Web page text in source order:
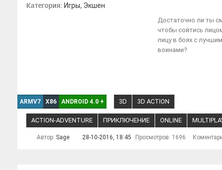
Категория: Игры, Экшен
Достаточно ли ты
чтобы сойтись
лицу в боях с
воинами?
ARMV7 X86 ANDROID 4.0 + 3D 3D ACTION
ACTION-ADVENTURE ПРИКЛЮЧЕНИЕ ONLINE
Автор: Sage 28-10-2016, 18:45 Просмотров: 1696